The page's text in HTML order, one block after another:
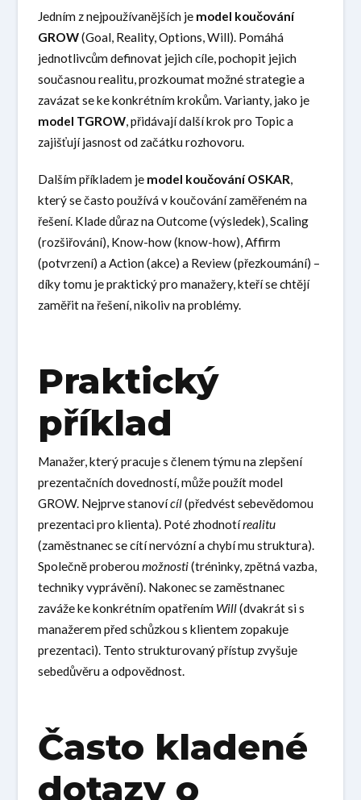
Jedním z nejpoužívanějších je model koučování
GROW(Goal, Reality, Options, Will). Pomáhá
jednotlivcům definovat jejich cíle, pochopit jejich
současnou realitu, prozkoumat možné strategie a
zavázat se ke konkrétním krokům. Varianty, jako je
model TGROW, přidávají další krok pro Topic a
zajišťují jasnost od začátku rozhovoru.
Dalším příkladem je model koučování OSKAR,
který se často používá v koučování zaměřeném na
řešení. Klade důraz na Outcome (výsledek), Scaling
(rozšiřování), Know-how (know-how), Affirm
(potvrzení) a Action (akce) a Review (přezkoumání) –
díky tomu je praktický pro manažery, kteří se chtějí
zaměřit na řešení, nikoliv na problémy.
Praktický
příklad
Manažer, který pracuje s členem týmu na zlepšení
prezentačních dovedností, může použít model
GROW. Nejprve stanovícíl(předvést sebevědomou
prezentaci pro klienta). Poté zhodnotírealitu
(zaměstnanec se cítí nervózní a chybí mu struktura).
Společně proberoumožnosti(tréninky, zpětná vazba,
techniky vyprávění). Nakonec se zaměstnanec
zaváže ke konkrétním opatřením Will(dvakrát si s
manažerem před schůzkou s klientem zopakuje
prezentaci). Tento strukturovaný přístup zvyšuje
sebedůvěru a odpovědnost.
Často kladené
dotazy o